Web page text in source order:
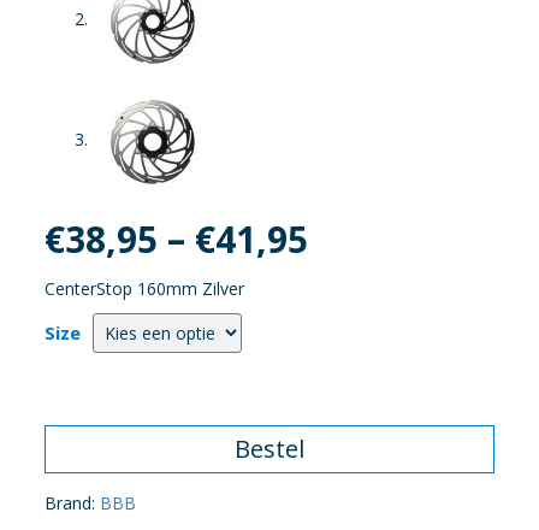
€38,95 – €41,95
CenterStop 160mm Zilver
Size
Bestel
Brand: BBB